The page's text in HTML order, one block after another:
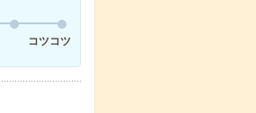
コツコツ